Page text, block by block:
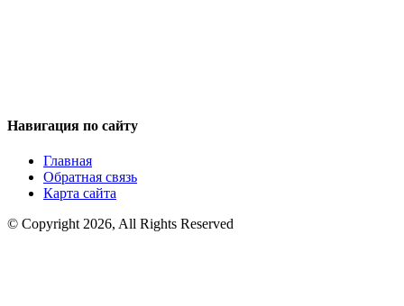
Навигация по сайту
Главная
Обратная связь
Карта сайта
© Copyright 2026, All Rights Reserved